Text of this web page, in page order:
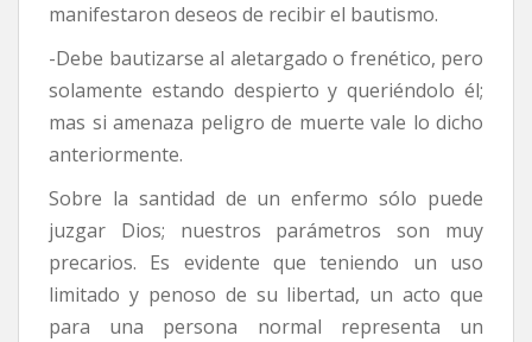
manifestaron deseos de recibir el bautismo.
-Debe bautizarse al aletargado o frenético, pero
solamente estando despierto y queriéndolo él;
mas si amenaza peligro de muerte vale lo dicho
anteriormente.
Sobre la santidad de un enfermo sólo puede
juzgar Dios; nuestros parámetros son muy
precarios. Es evidente que teniendo un uso
limitado y penoso de su libertad, un acto que
para una persona normal representa un